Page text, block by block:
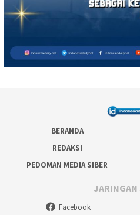
BERANDA
REDAKSI
PEDOMAN MEDIA SIBER
JARINGAN
Facebook